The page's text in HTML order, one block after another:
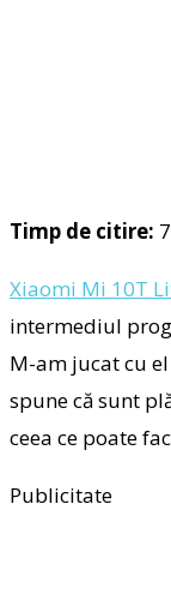
Timp de citire: 7
Xiaomi Mi 10T
intermediul
M-am jucat cu
spune că sunt
ceea ce poate
Publicitate